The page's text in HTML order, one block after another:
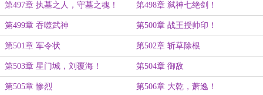
第497章 执墓之人，守墓之魂！ 第498章 弑神七绝剑！
第499章 吞噬武神 第500章 战王授帅印！
第501章 军令状 第502章 斩草除根
第503章 星门城，刘覆海！ 第504章 御敌
第505章 惨烈 第506章 大乾，萧逸！